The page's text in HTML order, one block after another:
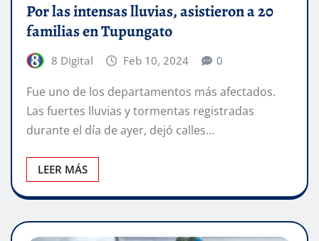
Por las intensas lluvias, asistieron a 20
familias en Tupungato
8 Digital Feb 10, 2024 0
Fue uno de los departamentos más afectados.
Las fuertes lluvias y tormentas registradas
durante el día de ayer, dejó calles…
LEER MÁS